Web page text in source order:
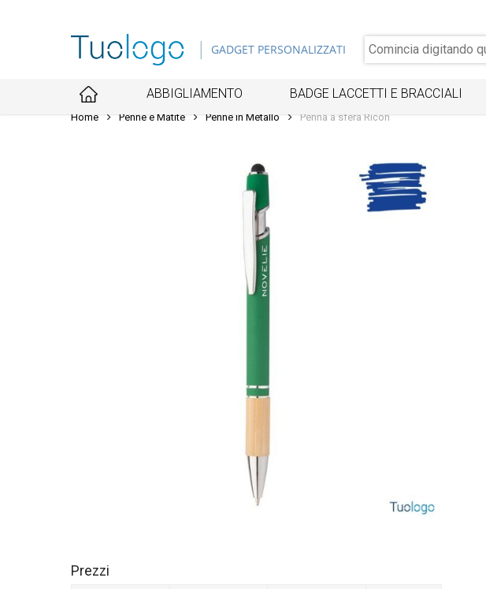
GADGET PERSONALIZZATI
ABBIGLIAMENTO
BADGE LACCETTI E BRACCIALI
Home Penne e Matite Penne in Metallo Penna a sfera Ricon
Prezzi